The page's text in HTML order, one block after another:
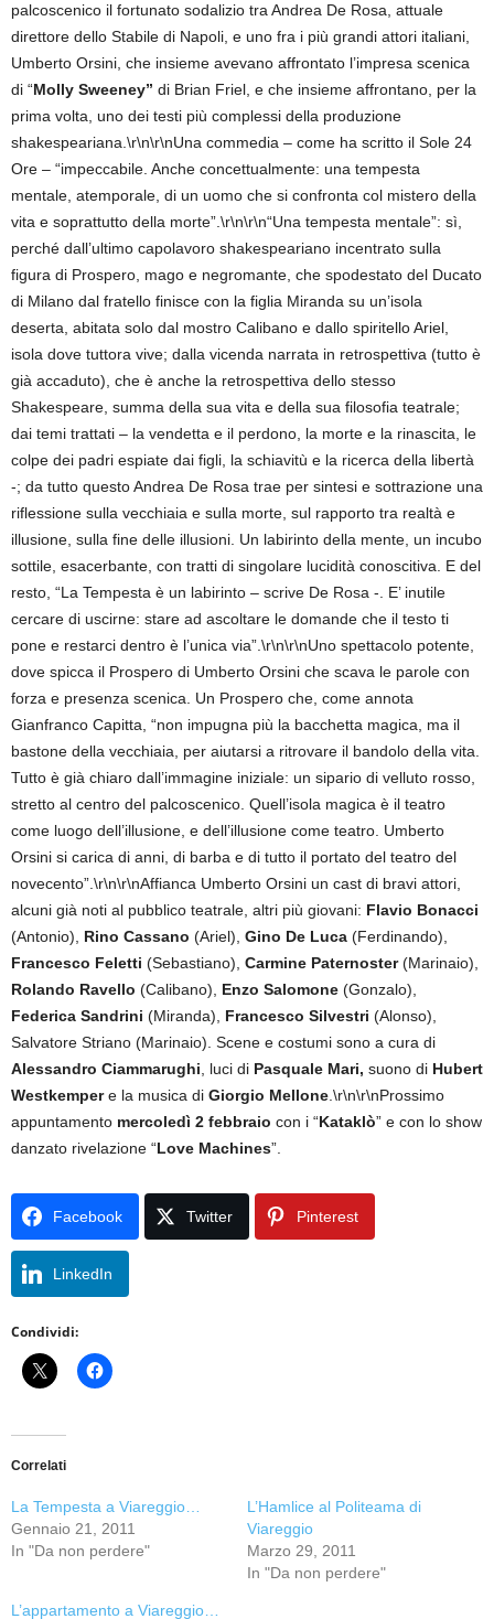
palcoscenico il fortunato sodalizio tra Andrea De Rosa, attuale
direttore dello Stabile di Napoli, e uno fra i più grandi attori italiani,
Umberto Orsini, che insieme avevano affrontato l’impresa scenica
di “Molly Sweeney” di Brian Friel, e che insieme affrontano, per la
prima volta, uno dei testi più complessi della produzione
shakespeariana.\r\n\r\nUna commedia – come ha scritto il Sole 24
Ore – “impeccabile. Anche concettualmente: una tempesta
mentale, atemporale, di un uomo che si confronta col mistero della
vita e soprattutto della morte”.\r\n\r\n“Una tempesta mentale”: sì,
perché dall’ultimo capolavoro shakespeariano incentrato sulla
figura di Prospero, mago e negromante, che spodestato del Ducato
di Milano dal fratello finisce con la figlia Miranda su un’isola
deserta, abitata solo dal mostro Calibano e dallo spiritello Ariel,
isola dove tuttora vive; dalla vicenda narrata in retrospettiva (tutto è
già accaduto), che è anche la retrospettiva dello stesso
Shakespeare, summa della sua vita e della sua filosofia teatrale;
dai temi trattati – la vendetta e il perdono, la morte e la rinascita, le
colpe dei padri espiate dai figli, la schiavitù e la ricerca della libertà
-; da tutto questo Andrea De Rosa trae per sintesi e sottrazione una
riflessione sulla vecchiaia e sulla morte, sul rapporto tra realtà e
illusione, sulla fine delle illusioni. Un labirinto della mente, un incubo
sottile, esacerbante, con tratti di singolare lucidità conoscitiva. E del
resto, “La Tempesta è un labirinto – scrive De Rosa -. E’ inutile
cercare di uscirne: stare ad ascoltare le domande che il testo ti
pone e restarci dentro è l’unica via”.\r\n\r\nUno spettacolo potente,
dove spicca il Prospero di Umberto Orsini che scava le parole con
forza e presenza scenica. Un Prospero che, come annota
Gianfranco Capitta, “non impugna più la bacchetta magica, ma il
bastone della vecchiaia, per aiutarsi a ritrovare il bandolo della vita.
Tutto è già chiaro dall’immagine iniziale: un sipario di velluto rosso,
stretto al centro del palcoscenico. Quell’isola magica è il teatro
come luogo dell’illusione, e dell’illusione come teatro. Umberto
Orsini si carica di anni, di barba e di tutto il portato del teatro del
novecento”.\r\n\r\nAffianca Umberto Orsini un cast di bravi attori,
alcuni già noti al pubblico teatrale, altri più giovani: Flavio Bonacci
(Antonio), Rino Cassano (Ariel), Gino De Luca (Ferdinando),
Francesco Feletti (Sebastiano), Carmine Paternoster(Marinaio),
Rolando Ravello (Calibano), Enzo Salomone (Gonzalo),
Federica Sandrini (Miranda), Francesco Silvestri (Alonso),
Salvatore Striano (Marinaio). Scene e costumi sono a cura di
Alessandro Ciammarughi , luci di Pasquale Mari, suono di Hubert
Westkempere la musica di Giorgio Mellone .\r\n\r\nProssimo
appuntamento mercoledì 2 febbraio con i “Kataklò” e con lo show
danzato rivelazione “Love Machines”.
Facebook Twitter Pinterest
LinkedIn
Condividi:
Correlati
La Tempesta a Viareggio…
Gennaio 21, 2011
In "Da non perdere"
L’Hamlice al Politeama di
Viareggio
Marzo 29, 2011
In "Da non perdere"
L’appartamento a Viareggio…